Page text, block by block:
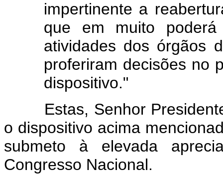
impertinente a
que em muito
atividades dos órgãos
proferiram decisões no
dispositivo."
Estas, Senhor
o dispositivo acima
submeto à elevada
Congresso Nacional.